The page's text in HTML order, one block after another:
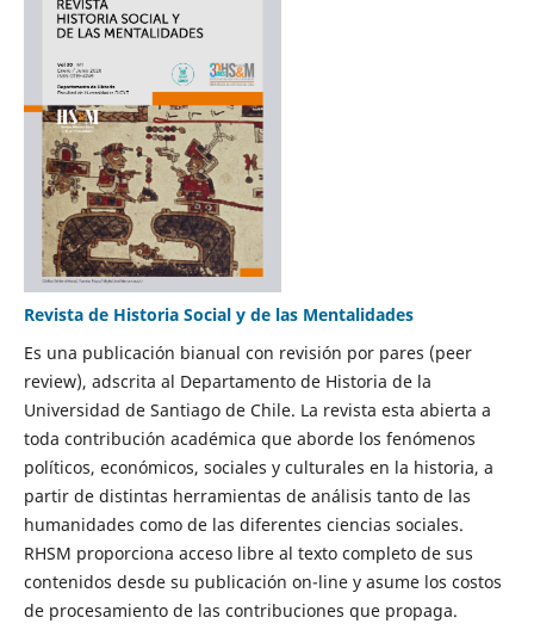
Revista de Historia Social y de las Mentalidades
Es una publicación bianual con revisión por pares (peer
review), adscrita al Departamento de Historia de la
Universidad de Santiago de Chile. La revista esta abierta a
toda contribución académica que aborde los fenómenos
políticos, económicos, sociales y culturales en la historia, a
partir de distintas herramientas de análisis tanto de las
humanidades como de las diferentes ciencias sociales.
RHSM proporciona acceso libre al texto completo de sus
contenidos desde su publicación on-line y asume los costos
de procesamiento de las contribuciones que propaga.